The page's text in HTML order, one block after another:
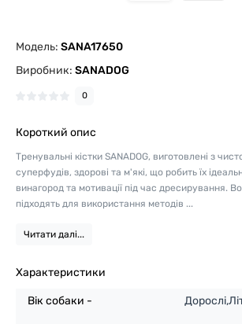
Модель: SANA17650
Виробник: SANADOG
0
Короткий опис
Тренувальні кістки SANADOG, виготовлені з
суперфудів, здорові та м'які, що робить їх
винагород та мотивації під час дресирування.
підходять для використання методів ...
Читати далі...
Характеристики
Вік собаки -